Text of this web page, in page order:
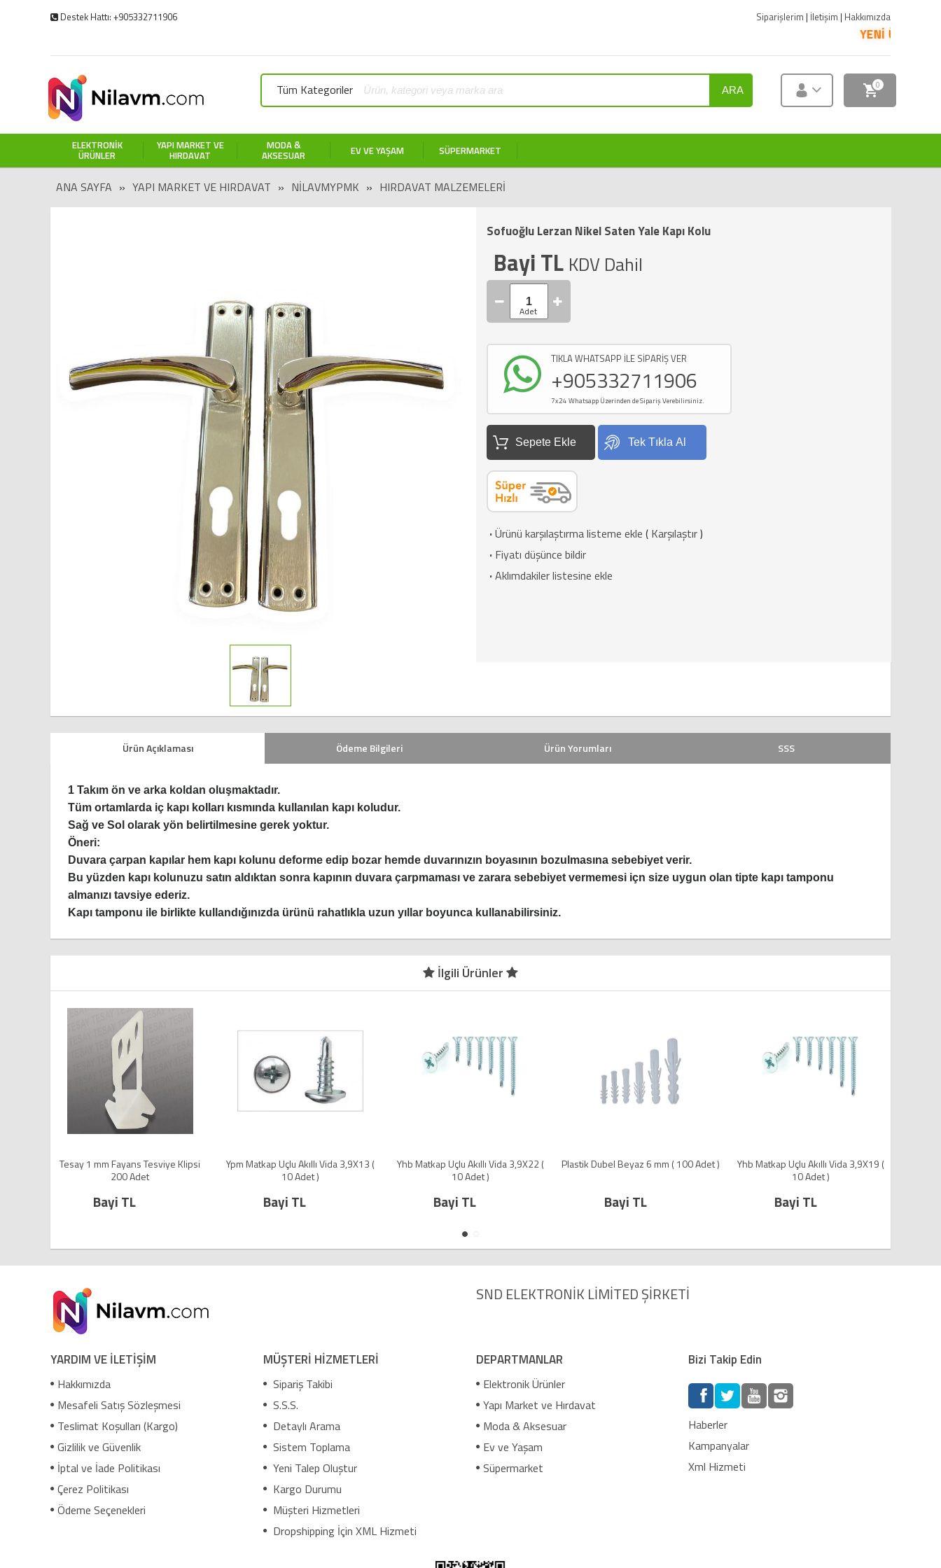
Destek Hattı: +905332711906 Siparişlerim | İletişim | Hakkımızda
YENİ ÜRÜNLER SATIŞA
Tüm Kategoriler ARA 0
ELEKTRONIK
ÜRÜNLER
YAPI MARKET VE
HIRDAVAT
MODA &
AKSESUAR EV VE YAŞAM SÜPERMARKET
ANA SAYFA » YAPI MARKET VE HIRDAVAT » NILAVMYPMK » HIRDAVAT MALZEMELERI
Sofuoğlu Lerzan Nikel Saten Yale Kapı Kolu
Bayi TL KDV Dahil
TIKLA WHATSAPP İLE SİPARİŞ VER
+905332711906
7x24 Whatsapp Üzerinden de Sipariş Verebilirsiniz.
Sepete Ekle Tek Tıkla Al
·Ürünü karşılaştırma listeme ekle ( Karşılaştır)
· Fiyatı düşünce bildir
·Aklımdakiler listesine ekle
Ürün Açıklaması Ödeme Bilgileri Ürün Yorumları SSS
1 Takım ön ve arka koldan oluşmaktadır.
Tüm ortamlarda iç kapı kolları kısmında kullanılan kapı koludur.
Sağ ve Sol olarak yön belirtilmesine gerek yoktur.
Öneri:
Duvara çarpan kapılar hem kapı kolunu deforme edip bozar hemde duvarınızın boyasının bozulmasına sebebiyet verir.
Bu yüzden kapı kolunuzu satın aldıktan sonra kapının duvara çarpmaması ve zarara sebebiyet vermemesi içn size uygun olan tipte kapı tamponu
almanızı tavsiye ederiz.
Kapı tamponu ile birlikte kullandığınızda ürünü rahatlıkla uzun yıllar boyunca kullanabilirsiniz.
İlgili Ürünler
Ypm Matkap Uçlu Akıllı Vida 3,9X13 (
10 Adet )
Bayi TL
Yhb Matkap Uçlu Akıllı Vida 3,9X22 (
10 Adet )
Bayi TL
Plastik Dubel Beyaz 6 mm ( 100 Adet )
Bayi TL
Yhb Matkap Uçlu Akıllı Vida 3,9X19 (
Bayi TL
Plastik Dubel Beyaz 7 mm ( 100 Adet )
Bayi TL
SND ELEKTRONİK LİMİTED ŞİRKETİ
YARDIM VE İLETİŞİM
Hakkımızda
Mesafeli Satış Sözleşmesi
Teslimat Koşulları (Kargo)
Gizlilik ve Güvenlik
İptal ve İade Politikası
Çerez Politikası
Ödeme Seçenekleri
MÜŞTERİ HİZMETLERİ
Sipariş Takibi
S.S.S.
Detaylı Arama
Sistem Toplama
Yeni Talep Oluştur
Kargo Durumu
Müşteri Hizmetleri
Dropshipping İçin XML Hizmeti
DEPARTMANLAR
Elektronik Ürünler
Yapı Market ve Hırdavat
Moda & Aksesuar
Ev ve Yaşam
Süpermarket
Bizi Takip Edin
Haberler
Kampanyalar
Xml Hizmeti